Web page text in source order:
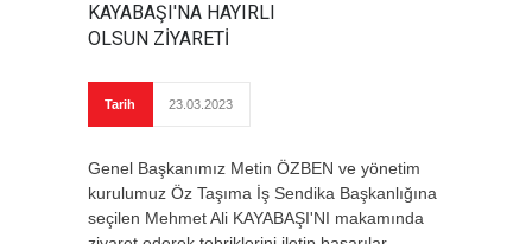
KAYABAŞI'NA HAYIRLI
OLSUN ZİYARETİ
Tarih 23.03.2023
Genel Başkanımız Metin ÖZBEN ve yönetim
kurulumuz Öz Taşıma İş Sendika Başkanlığına
seçilen Mehmet Ali KAYABAŞI'NI makamında